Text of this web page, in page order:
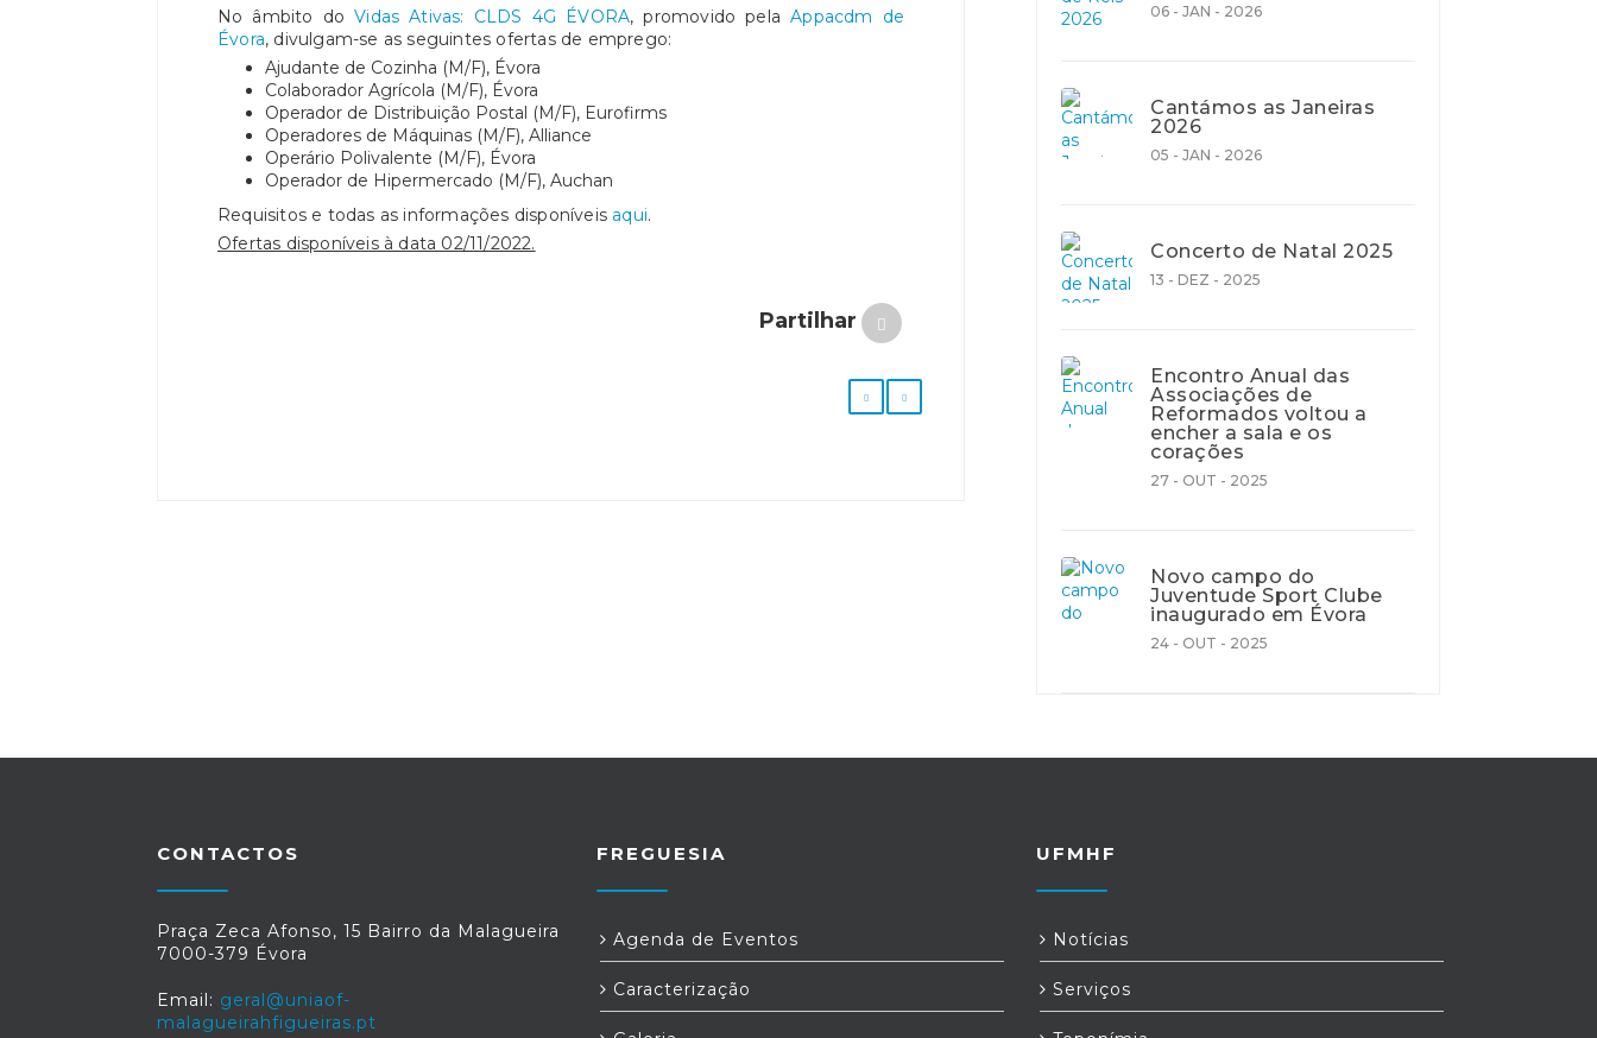
No âmbito doVidas Ativas: CLDS 4G ÉVORA, promovido pelaAppacdm de
Évora, divulgam-se as seguintes ofertas de emprego:
Ajudante de Cozinha (M/F), Évora
Colaborador Agrícola (M/F), Évora
Operador de Distribuição Postal (M/F), Eurofirms
Operadores de Máquinas (M/F), Alliance
Operário Polivalente (M/F), Évora
Operador de Hipermercado (M/F), Auchan
Requisitos e todas as informações disponíveis aqui.
Ofertas disponíveis à data 02/11/2022.
Partilhar
06 - JAN - 2026
Cantámos as Janeiras
2026
05 - JAN - 2026
Concerto de Natal 2025
13 - DEZ - 2025
Encontro Anual das
Associações de
Reformados voltou a
encher a sala e os
corações
27 - OUT - 2025
Novo campo do
Juventude Sport Clube
inaugurado em Évora
24 - OUT - 2025
CONTACTOS
Praça Zeca Afonso, 15 Bairro da Malagueira
7000-379 Évora
Email: geral@uniaof-
malagueirahfigueiras.pt
FREGUESIA
Agenda de Eventos
Caracterização
UFMHF
Notícias
Serviços